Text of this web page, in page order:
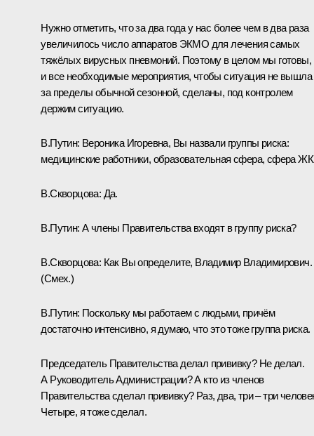
Нужно отметить, что за два года у нас более чем в два раза
увеличилось число аппаратов ЭКМО для лечения самых
тяжёлых вирусных пневмоний. Поэтому в целом мы готовы,
и все необходимые мероприятия, чтобы ситуация не вышла
за пределы обычной сезонной, сделаны, под контролем
держим ситуацию.
В.Путин: Вероника Игоревна, Вы назвали группы риска:
медицинские работники, образовательная сфера, сфера
В.Скворцова: Да.
В.Путин: А члены Правительства входят в группу риска?
В.Скворцова: Как Вы определите, Владимир Владимирович.
(Смех.)
В.Путин: Поскольку мы работаем с людьми, причём
достаточно интенсивно, я думаю, что это тоже группа риска.
Председатель Правительства делал прививку? Не делал.
А Руководитель Администрации? А кто из членов
Правительства сделал прививку? Раз, два, три – три
Четыре, я тоже сделал.